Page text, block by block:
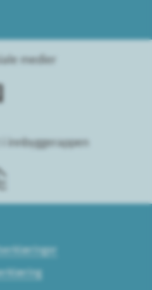
medier
innbyggerappen